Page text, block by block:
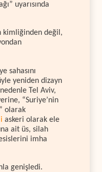
uyarısında
kimliğinden değil,
sahasını
yeniden dizayn
Tel Aviv,
“Suriye’nin
olarak
askeri olarak ele
ait üs, silah
imha
genişledi.